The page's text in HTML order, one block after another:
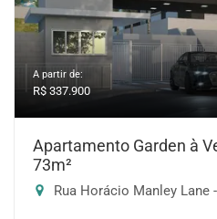
A partir de:
R$ 337.900
Apartamento Garden à
73m²
Rua Horácio Manley Lane -